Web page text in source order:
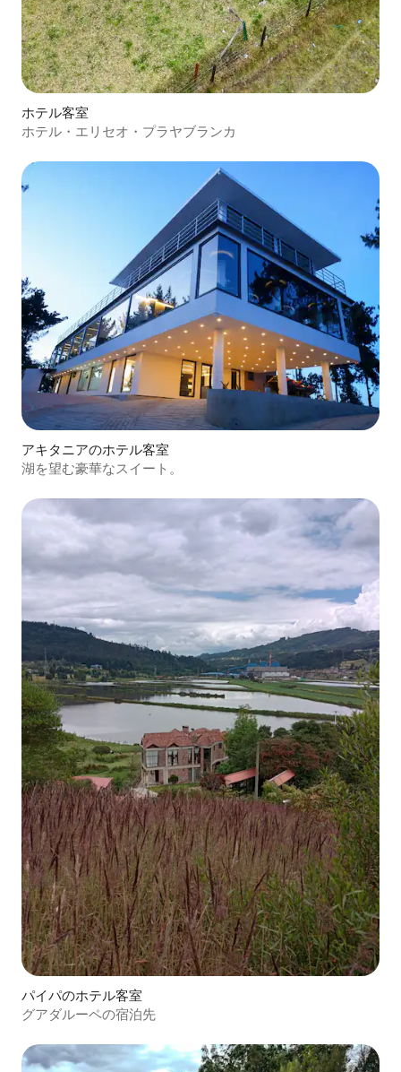
ホテル客室
ホテル・エリセオ・プラヤブランカ
アキタニアのホテル客室
湖を望む豪華なスイート。
パイパのホテル客室
グアダルーペの宿泊先